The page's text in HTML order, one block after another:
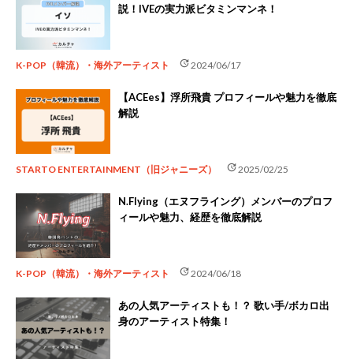
説！IVEの実力派ビタミンマンネ！
K-POP（韓流）・海外アーティスト update2024/06/17
【ACEes】浮所飛貴 プロフィールや魅力を徹底
解説
STARTO ENTERTAINMENT（旧ジャニーズ） update2025/02/25
N.Flying（エヌフライング）メンバーのプロフ
ィールや魅力、経歴を徹底解説
K-POP（韓流）・海外アーティスト update2024/06/18
あの人気アーティストも！？ 歌い手/ボカロ出
身のアーティスト特集！